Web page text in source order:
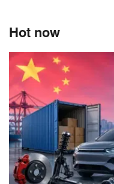
Hot now